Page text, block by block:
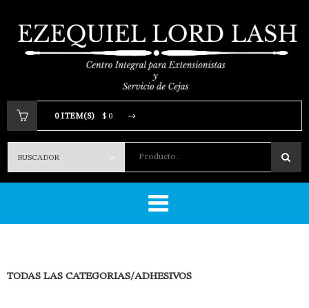
Producto..
0 ITEM(S) $ 0
Tu carrito está vacio.
TODAS LAS CATEGORIAS/ADHESIVOS